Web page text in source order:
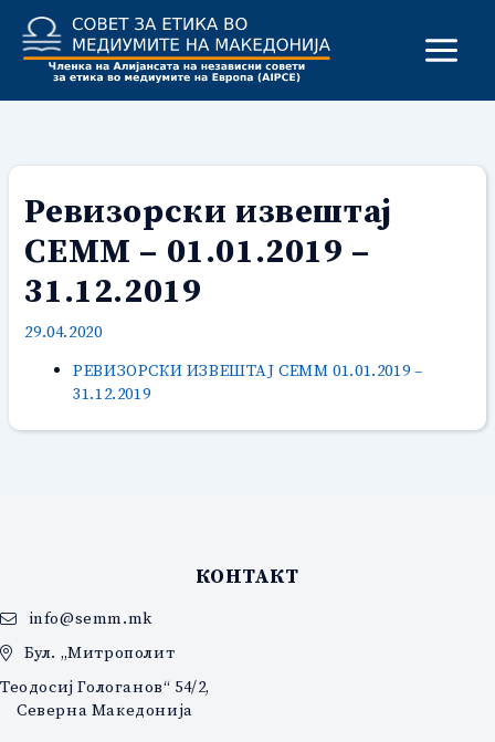
content
Ревизорски извештај
СЕММ – 01.01.2019 –
31.12.2019
29.04.2020
РЕВИЗОРСКИ ИЗВЕШТАЈ СЕММ 01.01.2019 –
31.12.2019
КОНТАКТ
info@semm.mk
Бул. „Митрополит
Теодосиј Гологанов“ 54/2,
Северна Македонија